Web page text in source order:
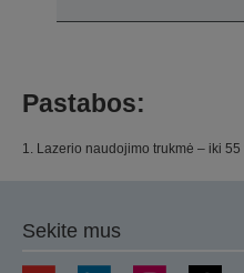
Pastabos:
1. Lazerio naudojimo trukmė – iki
Sekite mus